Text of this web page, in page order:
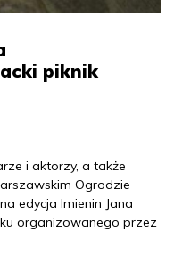
piknik
i aktorzy, a także
Ogrodzie
edycja Imienin Jana
organizowanego przez